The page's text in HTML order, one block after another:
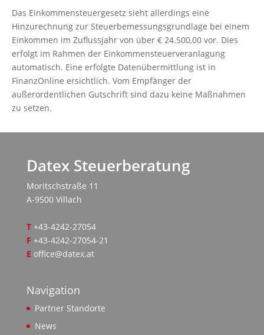
Das Einkommensteuergesetz sieht allerdings eine
Hinzurechnung zur Steuerbemessungsgrundlage bei einem
Einkommen im Zuflussjahr von über € 24.500,00 vor. Dies
erfolgt im Rahmen der Einkommensteuerveranlagung
automatisch. Eine erfolgte Datenübermittlung ist in
FinanzOnline ersichtlich. Vom Empfänger der
außerordentlichen Gutschrift sind dazu keine Maßnahmen
zu setzen.
Datex Steuerberatung
Moritschstraße 11
A-9500 Villach
T+43-4242-27054
F +43-4242-27054-21
E office@datex.at
Navigation
Partner Standorte
News